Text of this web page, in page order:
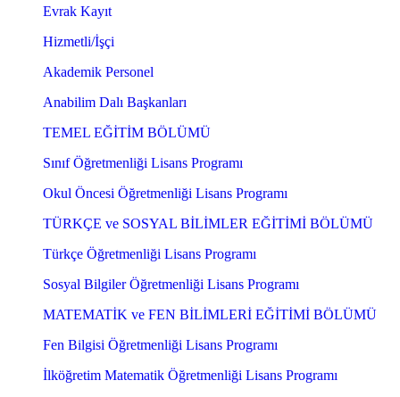
Evrak Kayıt
Hizmetli/İşçi
Akademik Personel
Anabilim Dalı Başkanları
TEMEL EĞİTİM BÖLÜMÜ
Sınıf Öğretmenliği Lisans Programı
Okul Öncesi Öğretmenliği Lisans Programı
TÜRKÇE ve SOSYAL BİLİMLER EĞİTİMİ BÖLÜMÜ
Türkçe Öğretmenliği Lisans Programı
Sosyal Bilgiler Öğretmenliği Lisans Programı
MATEMATİK ve FEN BİLİMLERİ EĞİTİMİ BÖLÜMÜ
Fen Bilgisi Öğretmenliği Lisans Programı
İlköğretim Matematik Öğretmenliği Lisans Programı